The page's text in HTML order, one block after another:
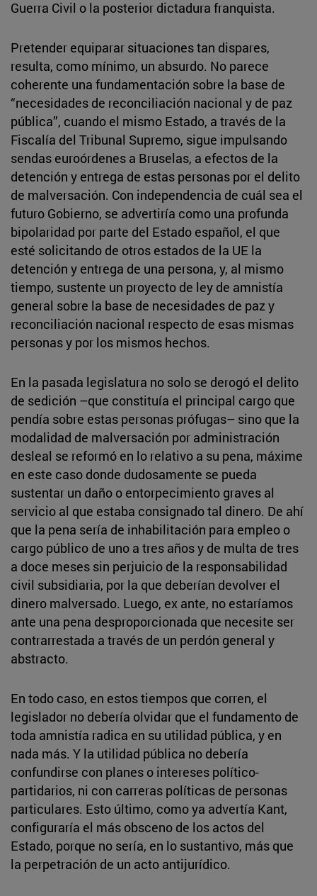
Guerra Civil o la posterior dictadura franquista.
Pretender equiparar situaciones tan dispares,
resulta, como mínimo, un absurdo. No parece
coherente una fundamentación sobre la base de
“necesidades de reconciliación nacional y de paz
pública”, cuando el mismo Estado, a través de la
Fiscalía del Tribunal Supremo, sigue impulsando
sendas euroórdenes a Bruselas, a efectos de la
detención y entrega de estas personas por el delito
de malversación. Con independencia de cuál sea el
futuro Gobierno, se advertiría como una profunda
bipolaridad por parte del Estado español, el que
esté solicitando de otros estados de la UE la
detención y entrega de una persona, y, al mismo
tiempo, sustente un proyecto de ley de amnistía
general sobre la base de necesidades de paz y
reconciliación nacional respecto de esas mismas
personas y por los mismos hechos.
En la pasada legislatura no solo se derogó el delito
de sedición –que constituía el principal cargo que
pendía sobre estas personas prófugas– sino que la
modalidad de malversación por administración
desleal se reformó en lo relativo a su pena, máxime
en este caso donde dudosamente se pueda
sustentar un daño o entorpecimiento graves al
servicio al que estaba consignado tal dinero. De ahí
que la pena sería de inhabilitación para empleo o
cargo público de uno a tres años y de multa de tres
a doce meses sin perjuicio de la responsabilidad
civil subsidiaria, por la que deberían devolver el
dinero malversado. Luego, ex ante, no estaríamos
ante una pena desproporcionada que necesite ser
contrarrestada a través de un perdón general y
abstracto.
En todo caso, en estos tiempos que corren, el
legislador no debería olvidar que el fundamento de
toda amnistía radica en su utilidad pública, y en
nada más. Y la utilidad pública no debería
confundirse con planes o intereses político-
partidarios, ni con carreras políticas de personas
particulares. Esto último, como ya advertía Kant,
configuraría el más obsceno de los actos del
Estado, porque no sería, en lo sustantivo, más que
la perpetración de un acto antijurídico.